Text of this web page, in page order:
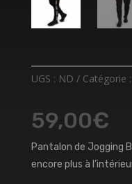
UGS : ND Catégorie :
59,00€
Pantalon de Jogging
encore plus à